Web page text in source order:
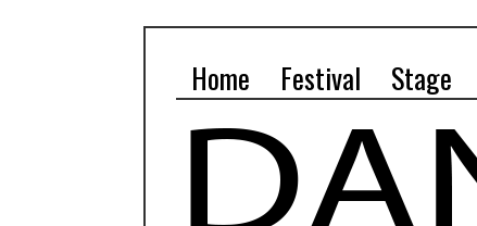
Home Festival Stage